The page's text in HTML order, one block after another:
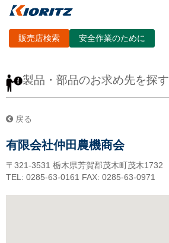
販売店検索 安全作業のために
製品・部品のお求め先を探す
戻る
有限会社仲田農機商会
〒321-3531 栃木県芳賀郡茂木町茂木1732
TEL: 0285-63-0161 FAX: 0285-63-0971